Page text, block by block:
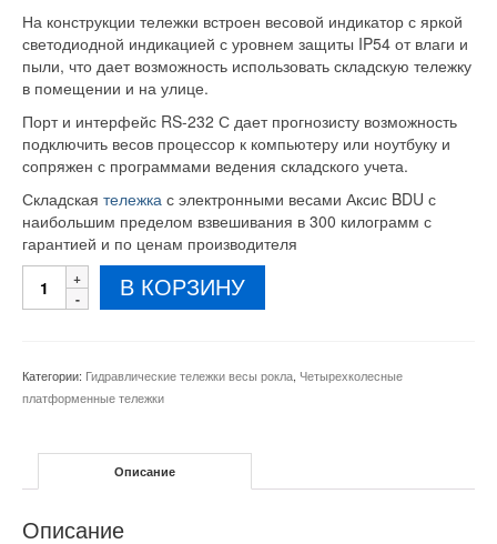
На конструкции тележки встроен весовой индикатор с яркой
светодиодной индикацией с уровнем защиты IP54 от влаги и
пыли, что дает возможность использовать складскую тележку
в помещении и на улице.
Порт и интерфейс RS-232 С дает прогнозисту возможность
подключить весов процессор к компьютеру или ноутбуку и
сопряжен с программами ведения складского учета.
Складская тележка с электронными весами Аксис BDU с
наибольшим пределом взвешивания в 300 килограмм с
гарантией и по ценам производителя
Количество
товара
Аксис
300
В КОРЗИНУ
Категории: Гидравлические тележки весы рокла, Четырехколесные
платформенные тележки
Описание
Описание